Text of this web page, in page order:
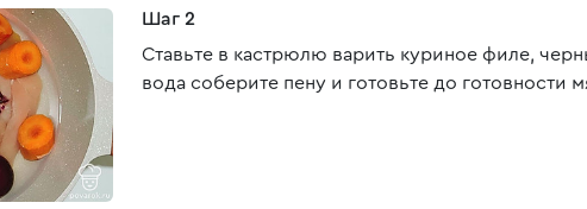
Шаг 2
Ставьте в кастрюлю варить куриное филе,
вода соберите пену и готовьте до готовности